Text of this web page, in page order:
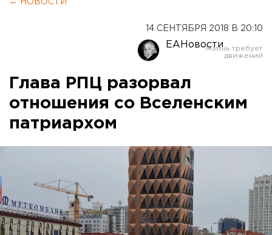
← НОВОСТИ
14 СЕНТЯБРЯ 2018 В 20:10
ЕАНовости
Глава РПЦ разорвал
отношения со Вселенским
патриархом